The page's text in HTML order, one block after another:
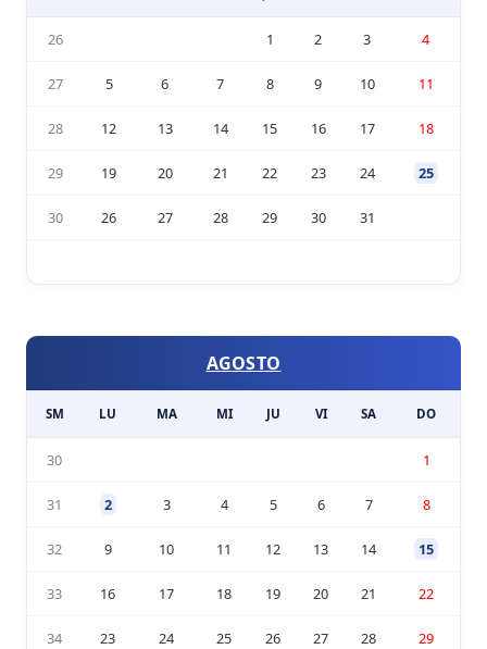
26 1 2 3 4
27 5 6 7 8 9 10 11
28 12 13 14 15 16 17 18
29 19 20 21 22 23 24 25
30 26 27 28 29 30 31
AGOSTO
SM LU MA MI JU VI SA DO
30 1
31 2 3 4 5 6 7 8
32 9 10 11 12 13 14 15
33 16 17 18 19 20 21 22
34 23 24 25 26 27 28 29